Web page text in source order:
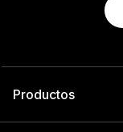
Productos